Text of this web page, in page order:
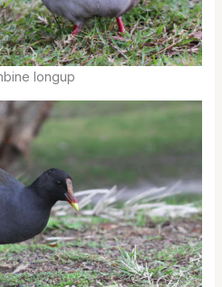
longup